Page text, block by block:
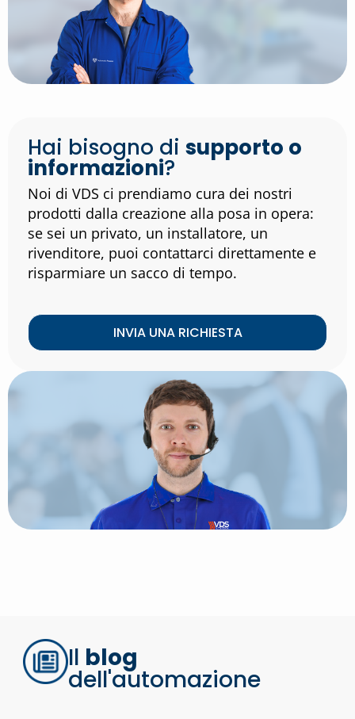
Hai bisogno di supporto o
informazioni?
Noi di VDS ci prendiamo cura dei nostri
prodotti dalla creazione alla posa in opera:
se sei un privato, un installatore, un
rivenditore, puoi contattarci direttamente e
risparmiare un sacco di tempo.
INVIA UNA RICHIESTA
Il blog
dell'automazione